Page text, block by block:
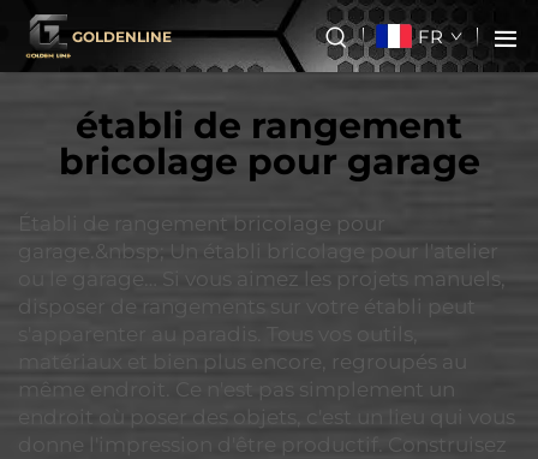
GOLDENLINE FR
établi de rangement
bricolage pour garage
Établi de rangement bricolage pour
garage.&nbsp; Un établi bricolage pour l'atelier
ou le garage… Si vous aimez les projets manuels,
disposer de rangements sur votre établi peut
s'apparenter au paradis. Tous vos outils,
matériaux et bien plus encore, regroupés au
même endroit. Ce n'est pas simplement un
endroit où poser des objets, c'est un lieu qui vous
donne l'impression d'être productif. Construisez